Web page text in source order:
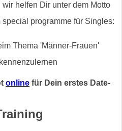
helfen Dir unter dem Motto
programme für Singles:
Thema 'Männer-Frauen'
online für Dein erstes Date-